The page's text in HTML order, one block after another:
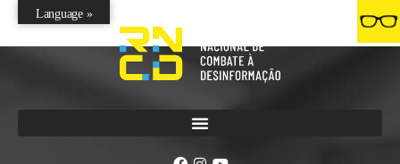
Language »